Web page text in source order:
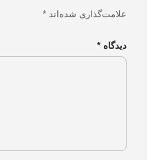
علامت‌گذاری شده‌اند *
دیدگاه *
مجوزهای ایزی مارکت